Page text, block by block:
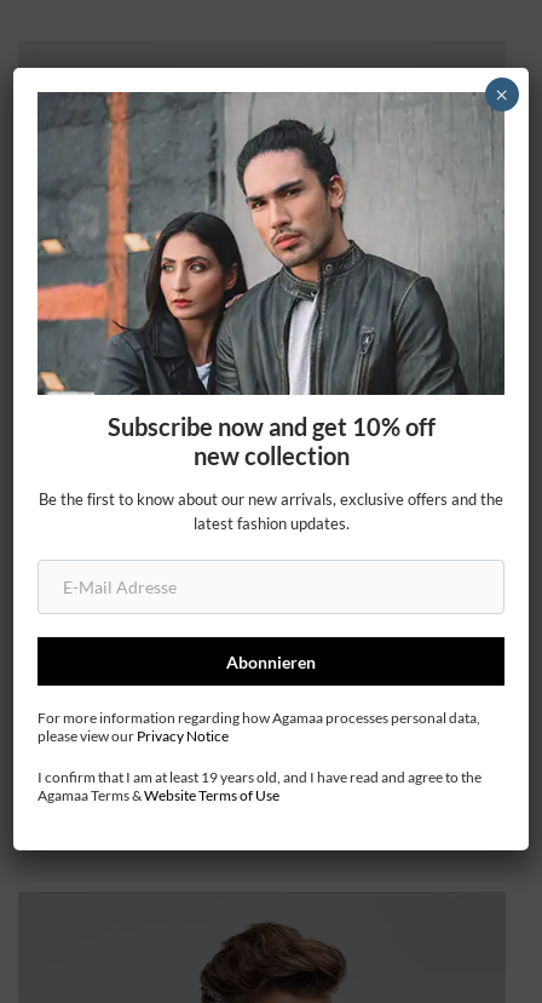
20%
Damen Lederjacken
Subscribe now and get 10% off
new collection
Be the first to know about our new arrivals, exclusive offers and the
latest fashion updates.
For more information regarding how Agamaa processes personal data,
please view our Privacy Notice
I confirm that I am at least 19 years old, and I have read and agree to the
Agamaa Terms &Website Terms of Use
×